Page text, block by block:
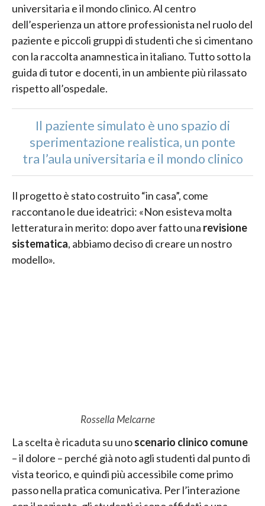
universitaria e il mondo clinico. Al centro
dell’esperienza un attore professionista nel ruolo del
paziente e piccoli gruppi di studenti che si cimentano
con la raccolta anamnestica in italiano. Tutto sotto la
guida di tutor e docenti, in un ambiente più rilassato
rispetto all’ospedale.
Il paziente simulato è uno spazio di
sperimentazione realistica, un ponte
tra l’aula universitaria e il mondo clinico
Il progetto è stato costruito “in casa”, come
raccontano le due ideatrici: «Non esisteva molta
letteratura in merito: dopo aver fatto una revisione
sistematica, abbiamo deciso di creare un nostro
modello».
Rossella Melcarne
La scelta è ricaduta su unoscenario clinico comune
– il dolore – perché già noto agli studenti dal punto di
vista teorico, e quindi più accessibile come primo
passo nella pratica comunicativa. Per l’interazione